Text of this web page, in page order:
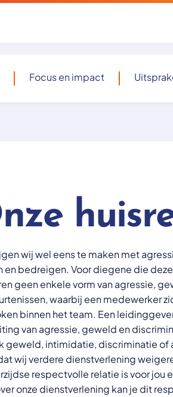
Focus en impact
wij wel eens te maken met
bedreigen. Voor diegene die
geen enkele vorm van agressie,
waarbij een medewerker
binnen het team. Een
van agressie, geweld en
geweld, intimidatie, discriminatie of
wij verdere dienstverlening
respectvolle relatie is voor jou
onze dienstverlening kan je dit